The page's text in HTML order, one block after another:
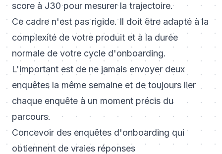
score à J30 pour mesurer la trajectoire.
Ce cadre n'est pas rigide. Il doit être adapté à la
complexité de votre produit et à la durée
normale de votre cycle d'onboarding.
L'important est de ne jamais envoyer deux
enquêtes la même semaine et de toujours lier
chaque enquête à un moment précis du
parcours.
Concevoir des enquêtes d'onboarding qui
obtiennent de vraies réponses